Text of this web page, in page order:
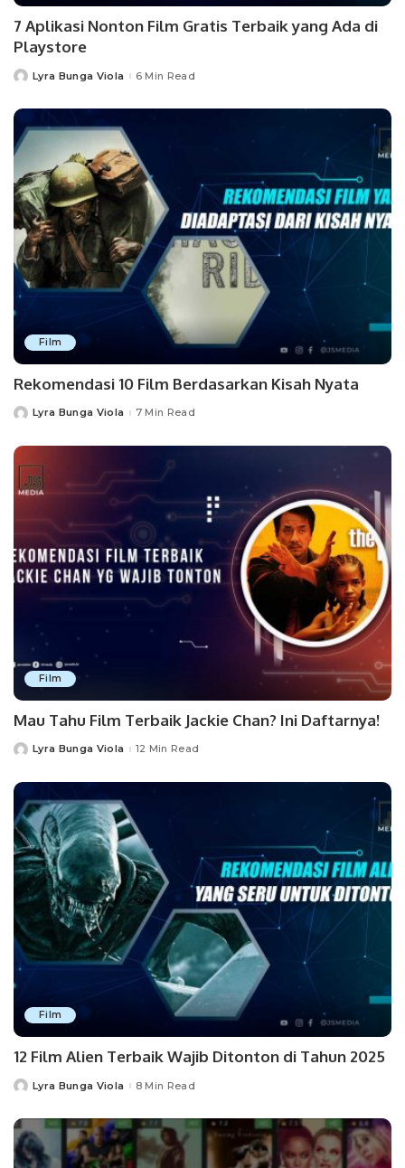
7 Aplikasi Nonton Film Gratis Terbaik yang Ada di
Playstore
PostedLyra Bunga Viola 6 Min Read
Film
Rekomendasi 10 Film Berdasarkan Kisah Nyata
PostedLyra Bunga Viola 7 Min Read
Film
Mau Tahu Film Terbaik Jackie Chan? Ini Daftarnya!
PostedLyra Bunga Viola 12 Min Read
Film
12 Film Alien Terbaik Wajib Ditonton di Tahun 2025
PostedLyra Bunga Viola 8 Min Read